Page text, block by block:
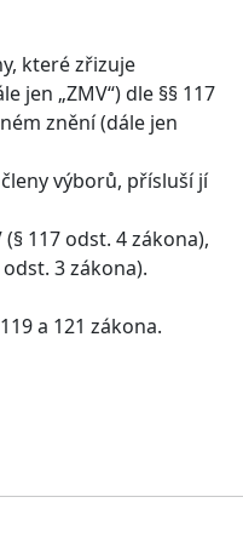
které zřizuje
jen „ZMV“) dle §§ 117
znění (dále jen
výborů, přísluší jí
117 odst. 4 zákona),
3 zákona).
a 121 zákona.